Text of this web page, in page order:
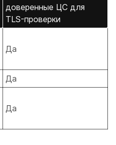
доверенные ЦС для
TLS-проверки
Да
Да
Да